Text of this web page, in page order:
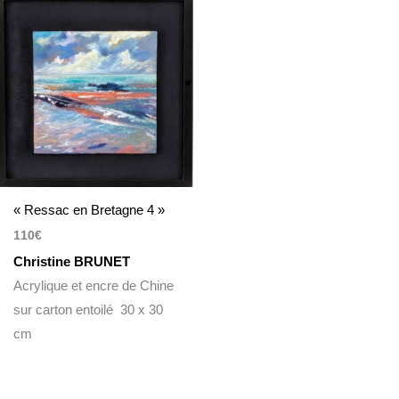
« Ressac en Bretagne 4 »
110€
Christine BRUNET
Acrylique et encre de Chine
sur carton entoilé 30 x 30
cm